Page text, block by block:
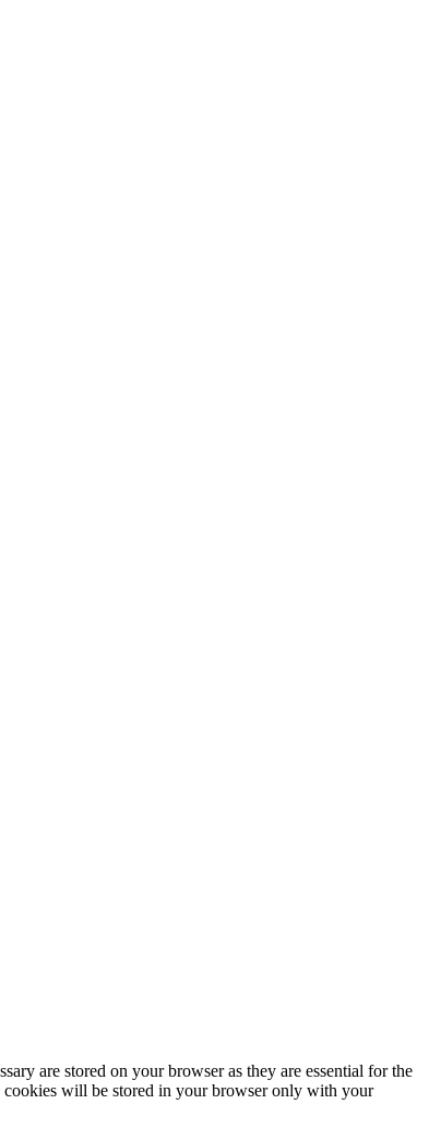
are stored on your browser as they are essential for the
cookies will be stored in your browser only with your